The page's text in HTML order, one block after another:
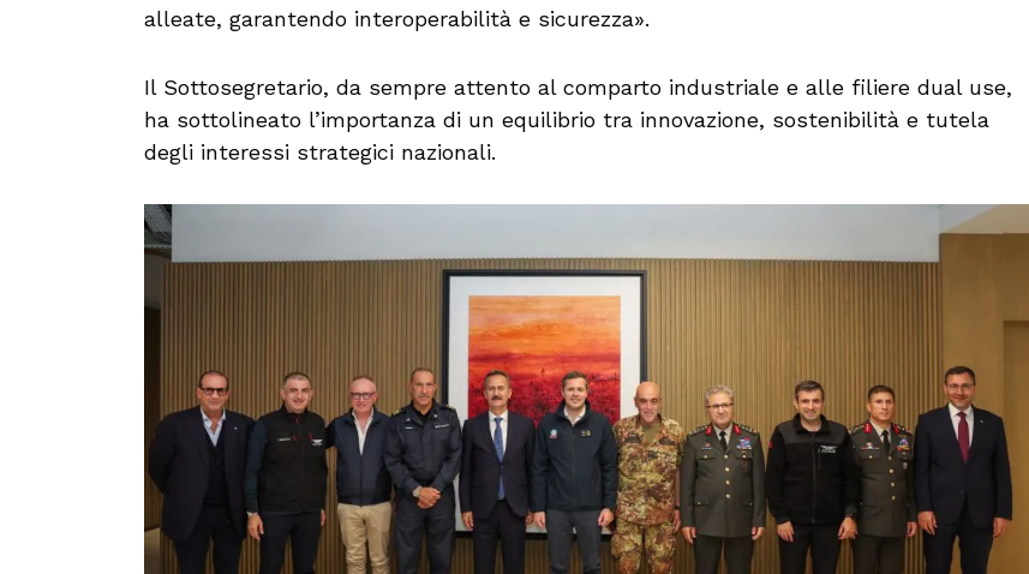
alleate, garantendo interoperabilità e sicurezza».
Il Sottosegretario, da sempre attento al comparto industriale e alle filiere dual use,
ha sottolineato l’importanza di un equilibrio tra innovazione, sostenibilità e tutela
degli interessi strategici nazionali.